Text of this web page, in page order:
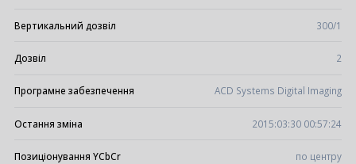
Вертикальний дозвіл 300/1
Дозвіл 2
Програмне забезпечення ACD Systems Digital Imaging
Остання зміна 2015:03:30 00:57:24
Позиціонування YCbCr по центру